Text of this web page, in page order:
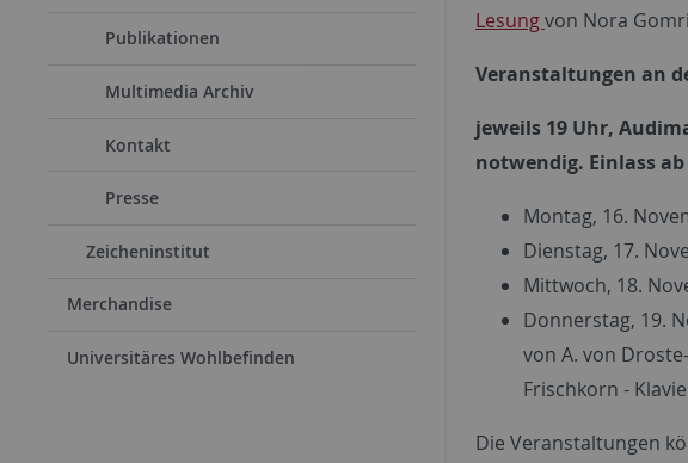
Publikationen
Multimedia Archiv
Kontakt
Presse
Zeicheninstitut
Merchandise
Universitäres Wohlbefinden
Lesungvon Nora
Veranstaltungen an
jeweils 19 Uhr,
notwendig. Einlass ab
Montag, 16.
Dienstag, 17.
Mittwoch, 18.
Donnerstag, 19.
von A. von
Frischkorn -
Die Veranstaltungen